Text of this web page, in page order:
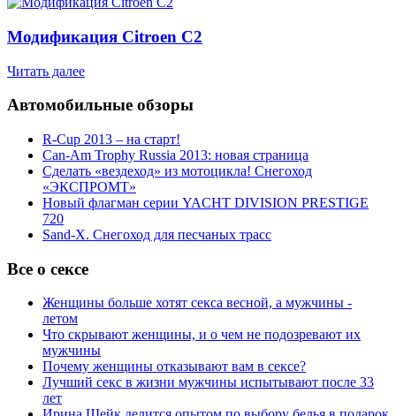
Модификация Citroen С2
Читать далее
Автомобильные обзоры
R-Cup 2013 – на старт!
Can-Am Trophy Russia 2013: новая страница
Сделать «вездеход» из мотоцикла! Снегоход
«ЭКСПРОМТ»
Новый флагман серии YACHT DIVISION PRESTIGE
720
Sand-X. Снегоход для песчаных трасс
Все о сексе
Женщины больше хотят секса весной, а мужчины -
летом
Что скрывают женщины, и о чем не подозревают их
мужчины
Почему женщины отказывают вам в сексе?
Лучший секс в жизни мужчины испытывают после 33
лет